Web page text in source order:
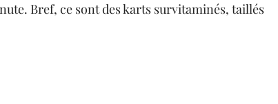
Bref, ce sont des karts survitaminés, taillés